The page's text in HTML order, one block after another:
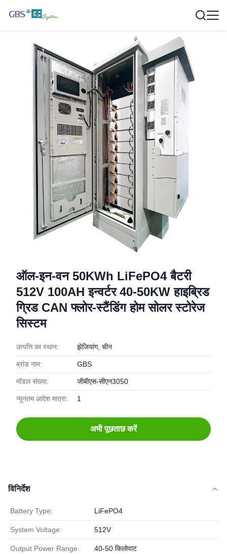
ऑल-इन-वन 50KWh LiFePO4 बैटरी
512V 100AH इन्वर्टर 40-50KW हाइब्रिड
ग्रिड CAN फ्लोर-स्टैंडिंग होम सोलर स्टोरेज
सिस्टम
उत्पत्ति का स्थान: झेजियांग, चीन
ब्रांड नाम: GBS
मॉडल संख्या: जीबीएस-सीएन3050
न्यूनतम आदेश मात्रा: 1
अभी पूछताछ करें
विनिर्देश
Battery Type: LiFePO4
System Voltage: 512V
Output Power Range: 40-50 किलोवाट